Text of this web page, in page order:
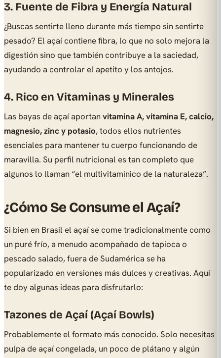
3. Fuente de Fibra y Energía Natural
¿Buscas sentirte lleno durante más tiempo sin sentirte
pesado? El açaí contiene fibra, lo que no solo mejora la
digestión sino que también contribuye a la saciedad,
ayudando a controlar el apetito y los antojos.
4. Rico en Vitaminas y Minerales
Las bayas de açaí aportanvitamina A, vitamina E, calcio,
magnesio, zinc y potasio, todos ellos nutrientes
esenciales para mantener tu cuerpo funcionando de
maravilla. Su perfil nutricional es tan completo que
algunos lo llaman “el multivitamínico de la naturaleza”.
¿Cómo Se Consume el Açaí?
Si bien en Brasil el açaí se come tradicionalmente como
un puré frío, a menudo acompañado de tapioca o
pescado salado, fuera de Sudamérica se ha
popularizado en versiones más dulces y creativas. Aquí
te doy algunas ideas para disfrutarlo:
Tazones de Açaí (Açaí Bowls)
Probablemente el formato más conocido. Solo necesitas
pulpa de açaí congelada, un poco de plátano y algún